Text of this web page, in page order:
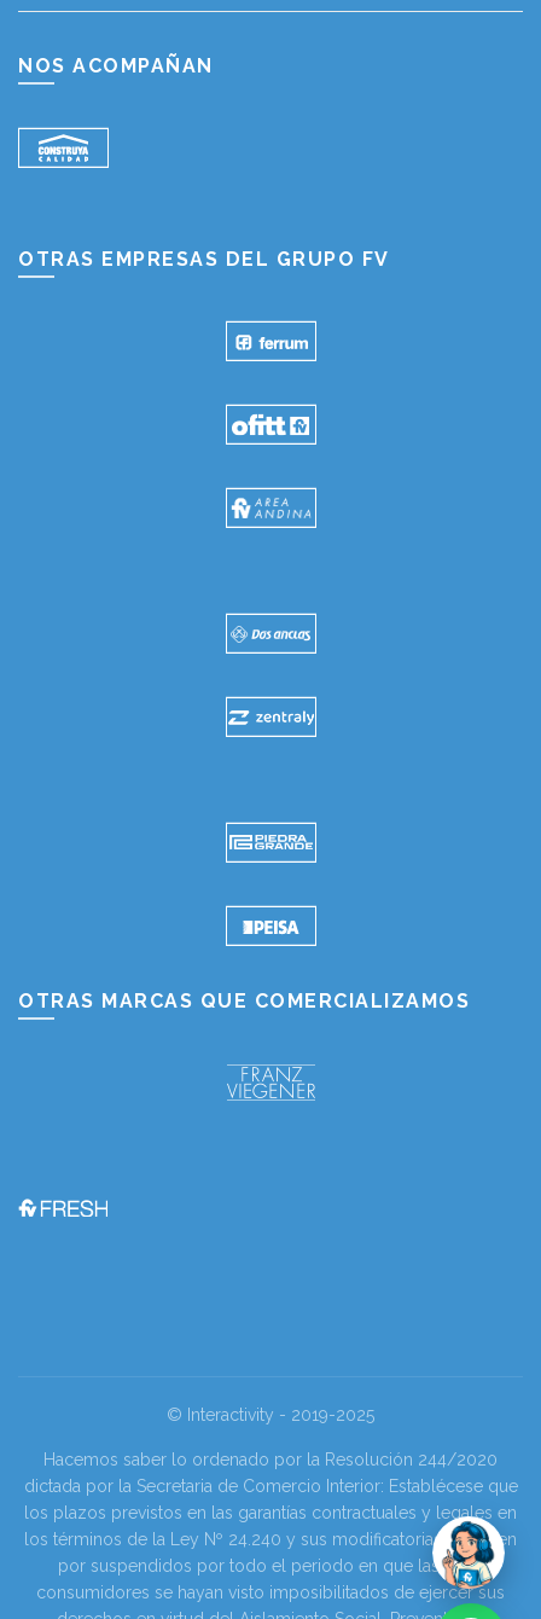
NOS ACOMPAÑAN
OTRAS EMPRESAS DEL GRUPO FV
OTRAS MARCAS QUE COMERCIALIZAMOS
© Interactivity - 2019-2025
Hacemos saber lo ordenado por la Resolución 244/2020
dictada por la Secretaria de Comercio Interior: Establécese que
los plazos previstos en las garantías contractuales y legales en
los términos de la Ley Nº 24.240 y sus modificatorias se tienen
por suspendidos por todo el periodo en que las y los
consumidores se hayan visto imposibilitados de ejercer sus